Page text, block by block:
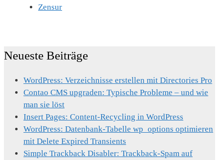
Zensur
Neueste Beiträge
WordPress: Verzeichnisse erstellen mit Directories Pro
Contao CMS upgraden: Typische Probleme – und wie
man sie löst
Insert Pages: Content-Recycling in WordPress
WordPress: Datenbank-Tabelle wp_options optimieren
mit Delete Expired Transients
Simple Trackback Disabler: Trackback-Spam auf